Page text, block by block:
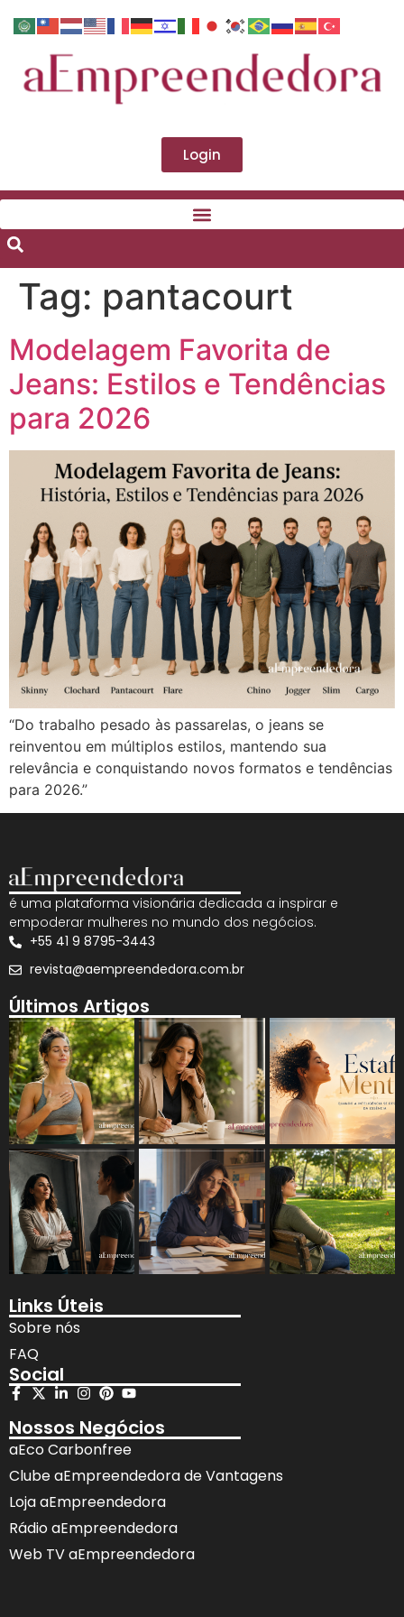
Login
Tag: pantacourt
Modelagem Favorita de
Jeans: Estilos e Tendências
para 2026
“Do trabalho pesado às passarelas, o jeans se
reinventou em múltiplos estilos, mantendo sua
relevância e conquistando novos formatos e tendências
para 2026.”
é uma plataforma visionária dedicada a inspirar e
empoderar mulheres no mundo dos negócios.
+55 41 9 8795-3443
revista@aempreendedora.com.br
Últimos Artigos
Links Úteis
Sobre nós
FAQ
Social
Nossos Negócios
aEco Carbonfree
Clube aEmpreendedora de Vantagens
Loja aEmpreendedora
Rádio aEmpreendedora
Web TV aEmpreendedora